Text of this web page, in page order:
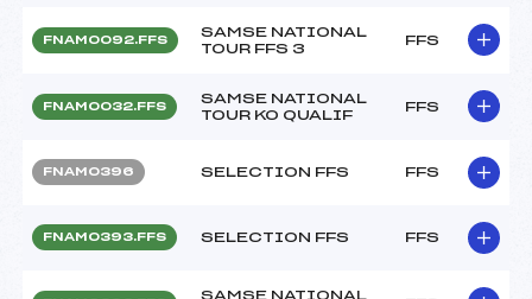
FNAM0092.FFS
SAMSE NATIONAL
TOUR FFS 3
FFS
FNAM0032.FFS
SAMSE NATIONAL
TOUR KO QUALIF
FFS
FNAM0396 SELECTION FFS FFS
FNAM0393.FFS SELECTION FFS FFS
SAMSE NATIONAL